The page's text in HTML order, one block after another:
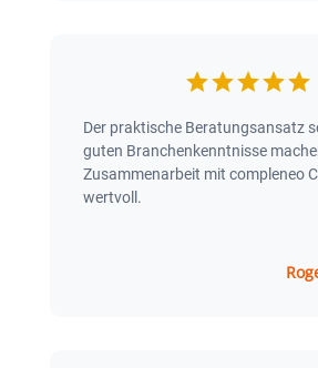
Der praktische Beratungsansatz
guten Branchenkenntnisse
Zusammenarbeit mit compleneo
wertvoll.